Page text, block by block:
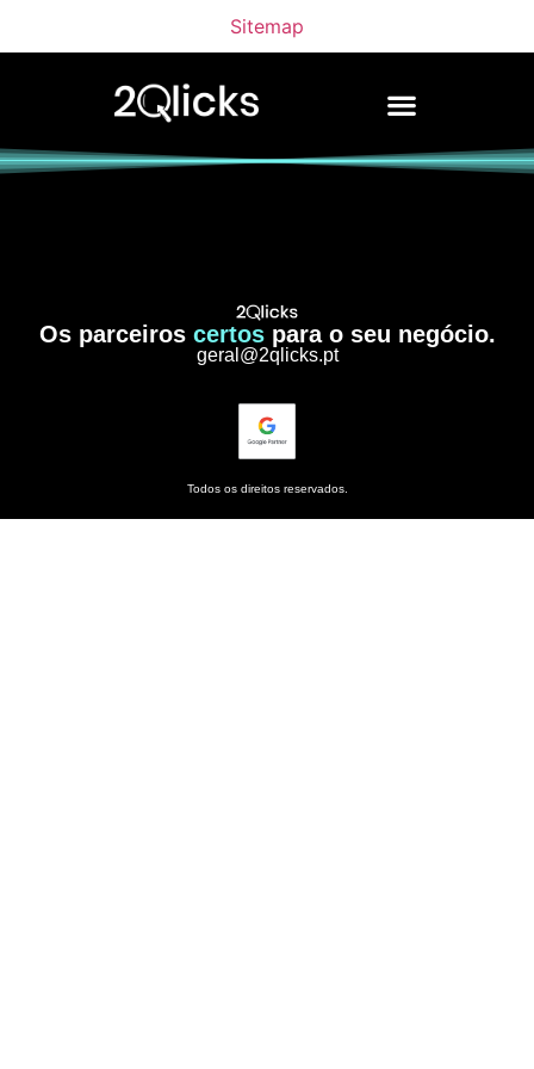
Sitemap
Os parceiros certospara o seu negócio.
geral@2qlicks.pt
Todos os direitos reservados.